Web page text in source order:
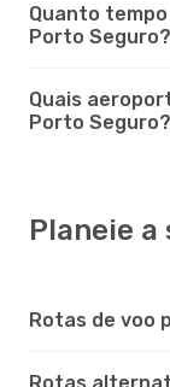
Quanto
Porto Seguro?
Quais
Porto Seguro?
Planeie a
Rotas de voo